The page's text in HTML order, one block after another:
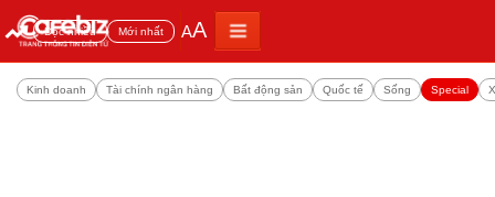
Đọc nhiều Mới nhất AA
Kinh doanh Tài chính ngân hàng Bất động sản Quốc tế Sống Special